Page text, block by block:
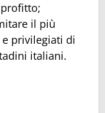
il più
privilegiati di
italiani.